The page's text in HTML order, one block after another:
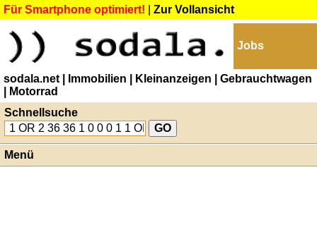
Für Smartphone optimiert! Zur Vollansicht
Jobs
sodala.net | Immobilien | Kleinanzeigen
| Gebrauchtwagen
| Motorrad
Schnellsuche
Menü